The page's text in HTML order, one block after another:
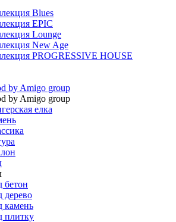
Blues
EPIC
Lounge
New Age
PROGRESSIVE HOUSE
by Amigo group
by Amigo group
елка
бетон
дерево
камень
плитку